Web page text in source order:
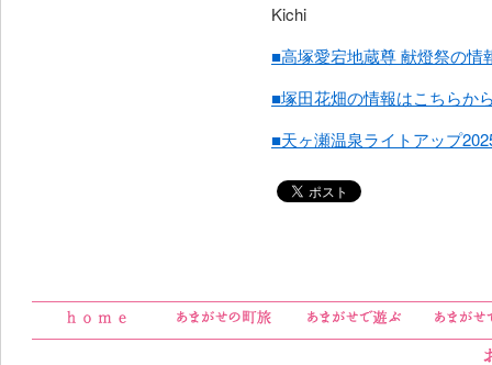
Kichi
■高塚愛宕地蔵尊 献燈祭の情
■塚田花畑の情報はこちらか
■天ヶ瀬温泉ライトアップ